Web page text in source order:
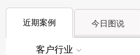
近期案例 今日图说
客户行业